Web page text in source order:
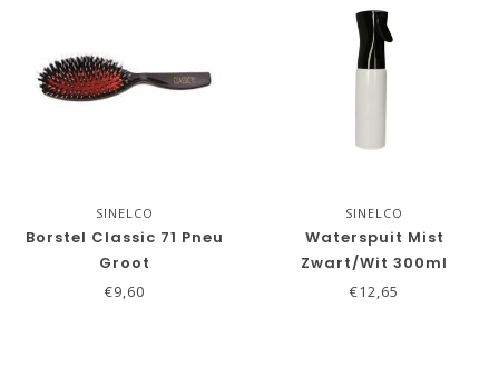
SINELCO
Borstel Classic 71 Pneu
Groot
€9,60
SINELCO
Waterspuit Mist
Zwart/Wit 300ml
€12,65